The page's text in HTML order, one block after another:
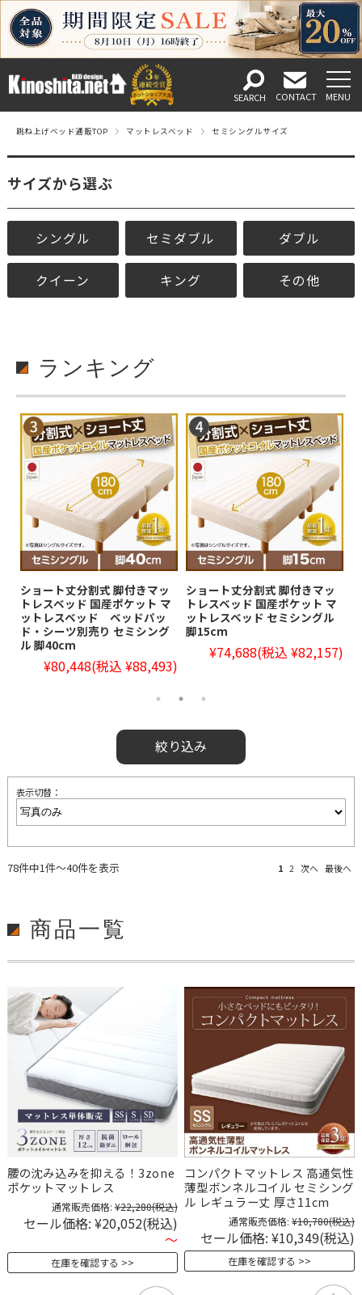
跳ね上げベッド通販TOP マットレスベッド セミシングルサイズ
サイズから選ぶ
シングル セミダブル ダブル
クイーン キング その他
ランキング
国産ポケットマットレスベッド
【Waza】ワザ 分割タイプ セ
ミシングル 脚22cm
¥74,688(税込 ¥82,157)
コンパクトマットレス 高通気
性薄型ボンネルコイル セミシ
ングル レギュラー丈 厚さ
11cm
¥9,408(税込 ¥10,349)
絞り込み
表示切替：
78件中1件～40件を表示 1 2 次へ 最後へ
商品一覧
腰の沈み込みを抑える！3zone
ポケットマットレス
通常販売価格: ¥22,280(税込)
セール価格: ¥20,052(税込)
～
在庫を確認する
コンパクトマットレス 高通気性
薄型ボンネルコイル セミシング
ル レギュラー丈 厚さ11cm
通常販売価格: ¥10,780(税込)
セール価格: ¥10,349(税込)
在庫を確認する